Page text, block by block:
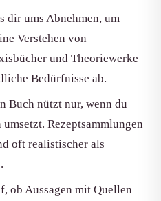
dir ums Abnehmen, um
Verstehen von
und Theoriewerke
Bedürfnisse ab.
Buch nützt nur, wenn du
Rezeptsammlungen
oft realistischer als
ob Aussagen mit Quellen